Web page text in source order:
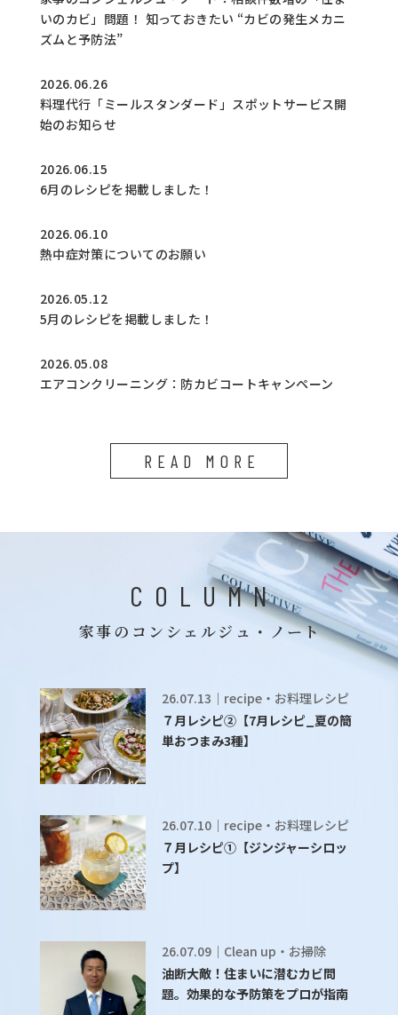
いのカビ」問題！ 知っておきたい “カビの発生メカニ
ズムと予防法”
2026.06.26
料理代行「ミールスタンダード」スポットサービス開
始のお知らせ
2026.06.15
6月のレシピを掲載しました！
2026.06.10
熱中症対策についてのお願い
2026.05.12
5月のレシピを掲載しました！
2026.05.08
エアコンクリーニング：防カビコートキャンペーン
READ MORE
COLUMN
家事のコンシェルジュ・ノート
26.07.13｜recipe・お料理レシピ
７月レシピ②【7月レシピ_夏の簡
単おつまみ3種】
26.07.10｜recipe・お料理レシピ
７月レシピ①【ジンジャーシロッ
プ】
26.07.09｜Clean up・お掃除
油断大敵！住まいに潜むカビ問
題。効果的な予防策をプロが指南